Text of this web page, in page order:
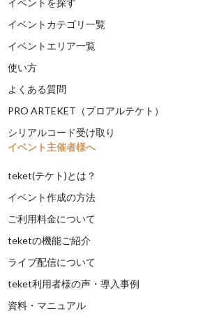
イベントカテゴリ一覧
イベントエリア一覧
使い方
よくある質問
PRO ARTEKET（プロアルテケト）
シリアルコード受け取り
イベント主催者様へ
teket(テケト)とは？
イベント作成の方法
ご利用料金について
teketの機能ご紹介
ライブ配信について
teket利用者様の声・導入事例
資料・マニュアル